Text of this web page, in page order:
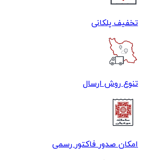
تخفیف پلکانی
تنوع روش ارسال
امکان صدور فاکتور رسمی